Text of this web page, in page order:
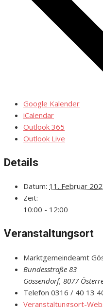
Google Kalender
iCalendar
Outlook 365
Outlook Live
Details
Datum: 11. Februar
Zeit:
10:00 - 12:00
Veranstaltungsort
Marktgemeindeamt
Bundesstraße 83
Gössendorf, 8077
Telefon 0316 / 40 13
Veranstaltungsort-